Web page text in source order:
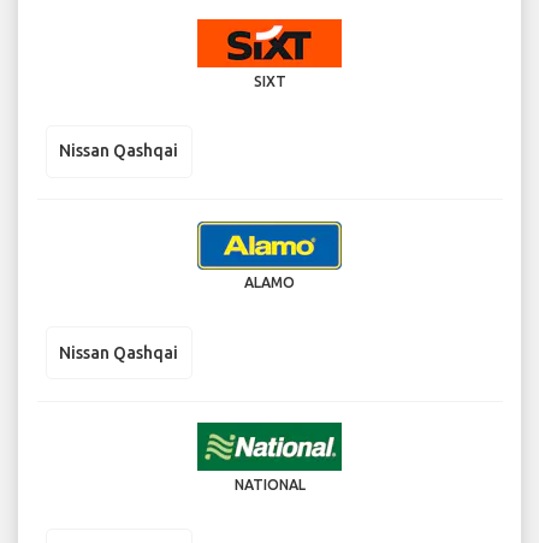
SIXT
Nissan Qashqai
ALAMO
Nissan Qashqai
NATIONAL